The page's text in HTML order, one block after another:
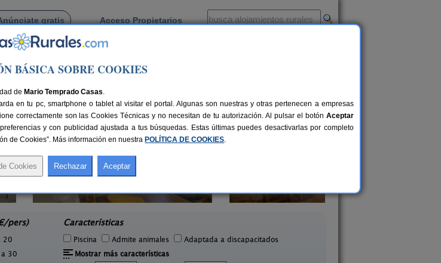
gratis Acceso Propietarios
Loft Nature
pers)
20
30
Características
Piscina Admite animales
Adaptada a discapacitados
Mostrar más características
BÁSICA SOBRE COOKIES
de Mario Temprado Casas.
en tu pc, smartphone o tablet al visitar el portal. Algunas son nuestras y otras pertenecen a empresas
correctamente son las Cookies Técnicas y no necesitan de tu autorización. Al pulsar el botón Aceptar
y con publicidad ajustada a tus búsquedas. Estas últimas puedes desactivarlas por completo
de Cookies”. Más información en nuestra POLÍTICA DE COOKIES.